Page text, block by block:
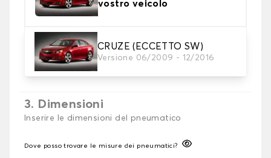
vostro veicolo
CRUZE (ECCETTO SW)
Versione 06/2009 - 12/2016
2. Finitura a calza
Scegli le calze da neve adatte alle tue necessità
3. Dimensioni
Inserire le dimensioni del pneumatico
Dove posso trovare le misure dei pneumatici?